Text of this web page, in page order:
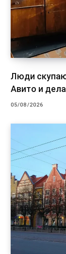
Люди
Авито и
05/08/2026